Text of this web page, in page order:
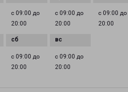
с 09:00 до
20:00
с 09:00 до
20:00
с 09:00 до
20:00
с 09:00 до
20:00
с 09:00 до
20:00